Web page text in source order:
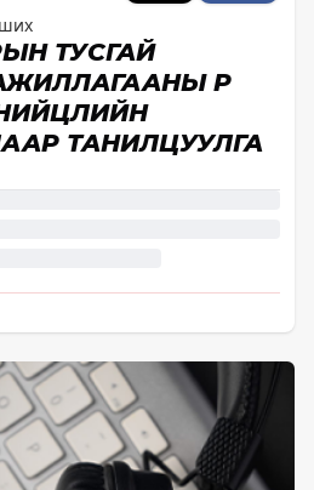
ТУСГАЙ
ҮР
ТАНИЛЦУУЛГА